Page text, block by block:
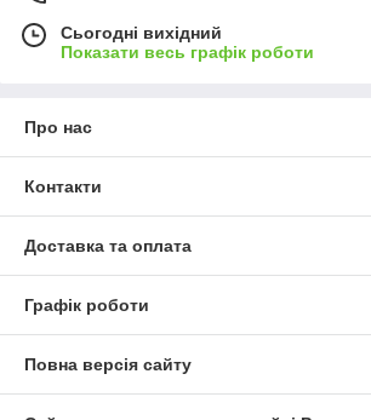
Сьогодні вихідний
Показати весь графік роботи
Про нас
Контакти
Доставка та оплата
Графік роботи
Повна версія сайту